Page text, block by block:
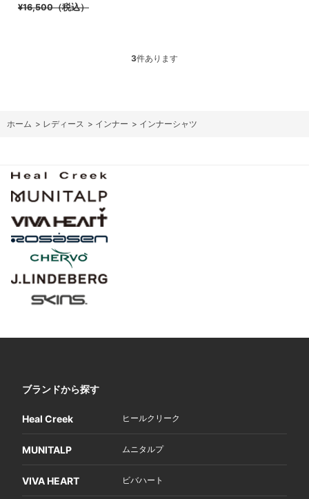
¥16,500（税込）
3件あります
ホーム > レディース > インナー > インナーシャツ
ブランドから探す
Heal Creek ヒールクリーク
MUNITALP ムニタルプ
VIVA HEART ビバハート